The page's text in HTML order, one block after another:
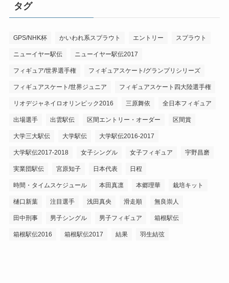
タグ
GPS/NHK杯 かいわれ系スプラウト エントリー スプラウト
ニューイヤー駅伝 ニューイヤー駅伝2017
フィギュア/世界選手権 フィギュアスケート/グランプリシリーズ
フィギュアスケート/世界ジュニア フィギュアスケート四大陸選手権
リオデジャネイロオリンピック2016 三原舞依 全日本フィギュア
出場選手 出雲駅伝 区間エントリー・オーダー 区間賞
大学三大駅伝 大学駅伝 大学駅伝2016-2017
大学駅伝2017-2018 女子シングル 女子フィギュア 宇野昌磨
実業団駅伝 宮原知子 日本代表 日程
時間・タイムスケジュール 本田真凛 本郷理華 栽培キット
樋口新葉 注目選手 浅田真央 滑走順 無良崇人
田中刑事 男子シングル 男子フィギュア 箱根駅伝
箱根駅伝2016 箱根駅伝2017 結果 羽生結弦